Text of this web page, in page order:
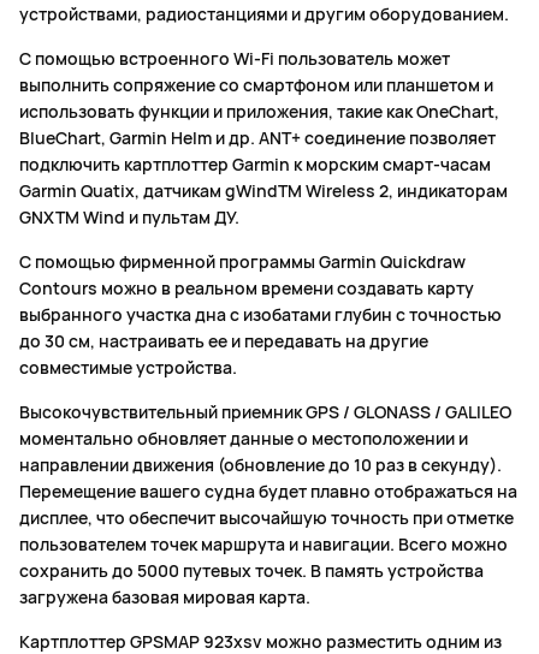
устройствами, радиостанциями и другим оборудованием.
С помощью встроенного Wi-Fi пользователь может
выполнить сопряжение со смартфоном или планшетом и
использовать функции и приложения, такие как OneChart,
BlueChart, Garmin Helm и др. ANT+ соединение позволяет
подключить картплоттер Garmin к морским смарт-часам
Garmin Quatix, датчикам gWindTM Wireless 2, индикаторам
GNXTM Wind и пультам ДУ.
С помощью фирменной программы Garmin Quickdraw
Contours можно в реальном времени создавать карту
выбранного участка дна с изобатами глубин с точностью
до 30 см, настраивать ее и передавать на другие
совместимые устройства.
Высокочувствительный приемник GPS / GLONASS / GALILEO
моментально обновляет данные о местоположении и
направлении движения (обновление до 10 раз в секунду).
Перемещение вашего судна будет плавно отображаться на
дисплее, что обеспечит высочайшую точность при отметке
пользователем точек маршрута и навигации. Всего можно
сохранить до 5000 путевых точек. В память устройства
загружена базовая мировая карта.
Картплоттер GPSMAP 923xsv можно разместить одним из